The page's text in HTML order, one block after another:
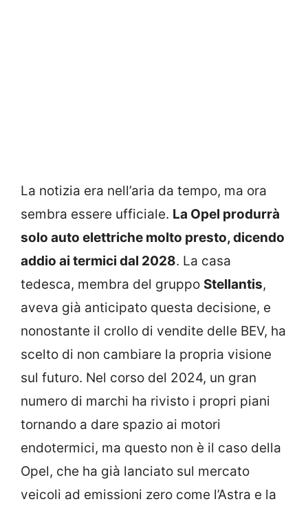
La notizia era nell’aria da tempo, ma ora
sembra essere ufficiale. La Opel produrrà
solo auto elettriche molto presto, dicendo
addio ai termici dal 2028. La casa
tedesca, membra del gruppo Stellantis,
aveva già anticipato questa decisione, e
nonostante il crollo di vendite delle BEV, ha
scelto di non cambiare la propria visione
sul futuro. Nel corso del 2024, un gran
numero di marchi ha rivisto i propri piani
tornando a dare spazio ai motori
endotermici, ma questo non è il caso della
Opel, che ha già lanciato sul mercato
veicoli ad emissioni zero come l’Astra e la